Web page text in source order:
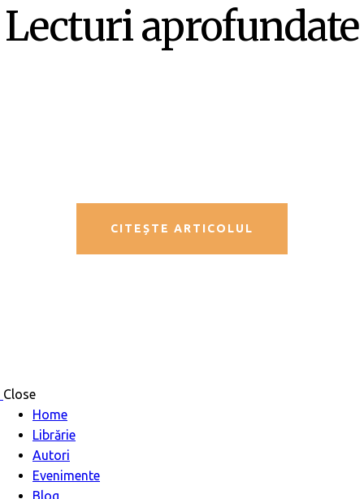
Lecturi aprofundate
CITEȘTE ARTICOLUL
Close
Home
Librărie
Autori
Evenimente
Blog